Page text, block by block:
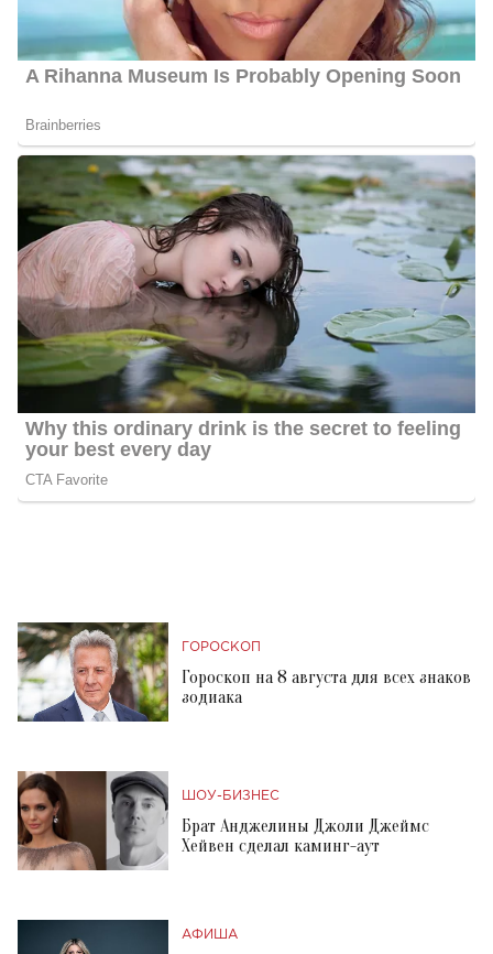
ГОРОСКОП
Гороскоп на 8 августа для всех знаков
зодиака
ШОУ-БИЗНЕС
Брат Анджелины Джоли Джеймс
Хейвен сделал каминг-аут
АФИША